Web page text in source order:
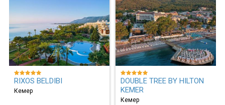
RIXOS BELDIBI
Кемер
DOUBLE TREE BY HILTON
KEMER
Кемер